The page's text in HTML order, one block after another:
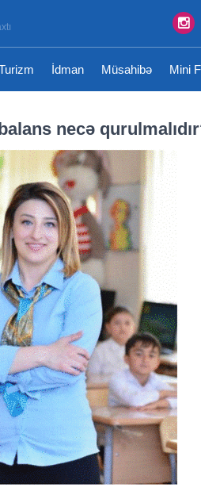
İdman Müsahibə Mini
necə